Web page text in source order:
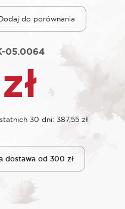
do porównania
05.0064
zł
30 dni: 387,55 zł
dostawa od 300 zł